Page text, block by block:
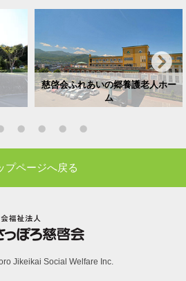
慈啓会ふれあいの郷養護老人ホー
ム
プページへ戻る
Jikeikai Social Welfare Inc.